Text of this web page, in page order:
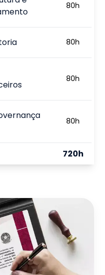
80h
80h
80h
80h
720h